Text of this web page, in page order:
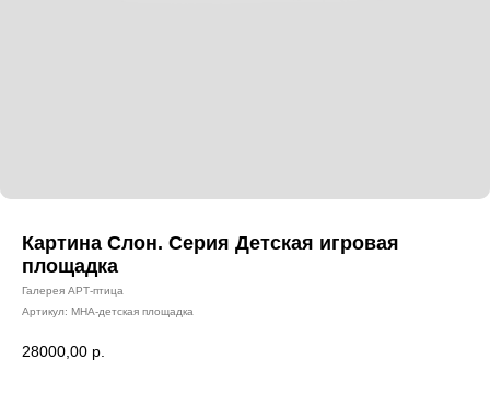
Картина Слон. Серия Детская игровая
площадка
Галерея АРТ-птица
Артикул: МНА-детская площадка
28000,00 р.